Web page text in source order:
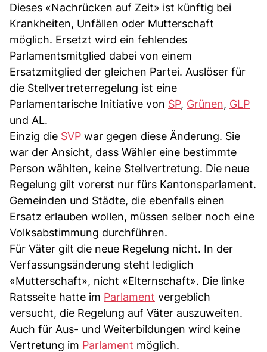
Dieses «Nachrücken auf Zeit» ist künftig bei
Krankheiten, Unfällen oder Mutterschaft
möglich. Ersetzt wird ein fehlendes
Parlamentsmitglied dabei von einem
Ersatzmitglied der gleichen Partei. Auslöser für
die Stellvertreterregelung ist eine
Parlamentarische Initiative von SP, Grünen, GLP
und AL.
Einzig die SVP war gegen diese Änderung. Sie
war der Ansicht, dass Wähler eine bestimmte
Person wählten, keine Stellvertretung. Die neue
Regelung gilt vorerst nur fürs Kantonsparlament.
Gemeinden und Städte, die ebenfalls einen
Ersatz erlauben wollen, müssen selber noch eine
Volksabstimmung durchführen.
Für Väter gilt die neue Regelung nicht. In der
Verfassungsänderung steht lediglich
«Mutterschaft», nicht «Elternschaft». Die linke
Ratsseite hatte im Parlament vergeblich
versucht, die Regelung auf Väter auszuweiten.
Auch für Aus- und Weiterbildungen wird keine
Vertretung im Parlament möglich.